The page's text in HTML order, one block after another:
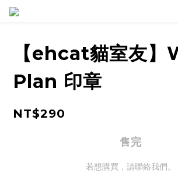
【ehcat貓室友
Plan 印章
NT$290
售完
若想購買，請聯絡我們。